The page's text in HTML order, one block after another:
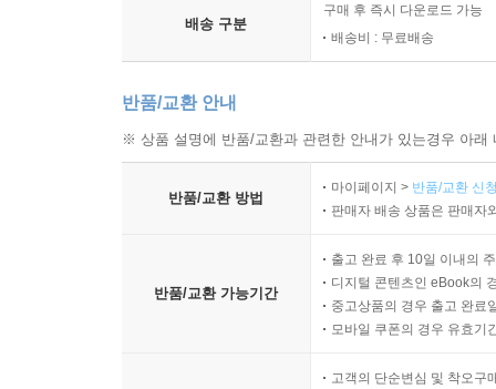
배송 구분
구매 후 즉시 다운로드 가능
배송비 : 무료배송
반품/교환 안내
※ 상품 설명에 반품/교환과 관련한 안내가 있는경우 아
반품/교환 방법
마이페이지 > 반품/교환 신
판매자 배송 상품은 판매자
반품/교환 가능기간
출고 완료 후 10일 이내의
디지털 콘텐츠인 eBook의
중고상품의 경우 출고 완료
모바일 쿠폰의 경우 유효기
고객의 단순변심 및 착오구